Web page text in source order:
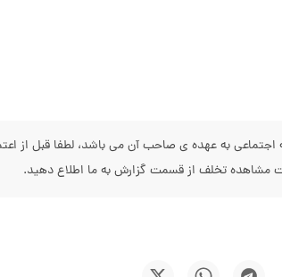
به عهده ی صاحب آن می باشد، لطفا قبل از
مشاهده تخلف از قسمت گزارش به ما اطلاع دهید.